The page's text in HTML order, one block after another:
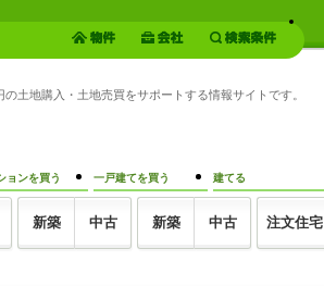
土地購入・土地売買をサポートする情報サイトです。
ョンを買う
新築 中古
一戸建てを買う
新築 中古
建てる
注文住宅